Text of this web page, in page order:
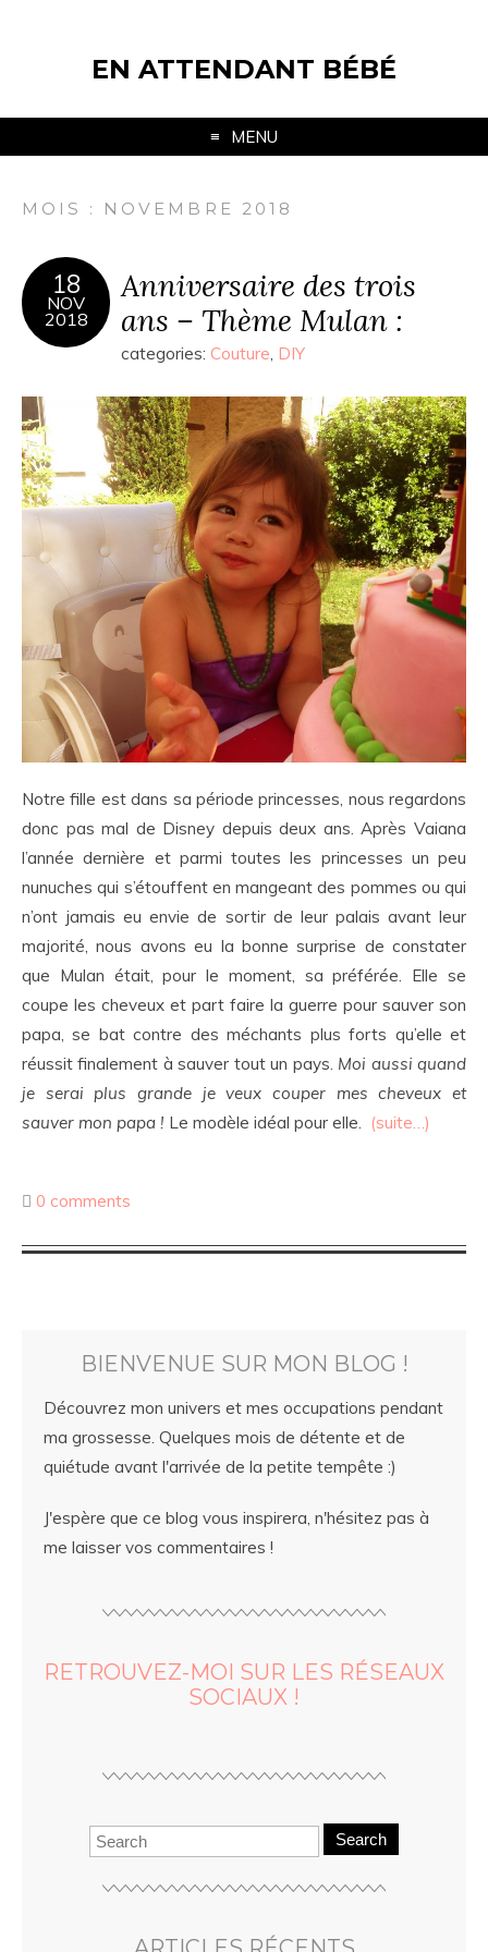
EN ATTENDANT BÉBÉ
MENU
MOIS : NOVEMBRE 2018
18
NOV
2018
Anniversaire des trois
ans – Thème Mulan :
categories: Couture, DIY
Notre fille est dans sa période princesses, nous regardons
donc pas mal de Disney depuis deux ans. Après Vaiana
l’année dernière et parmi toutes les princesses un peu
nunuches qui s’étouffent en mangeant des pommes ou qui
n’ont jamais eu envie de sortir de leur palais avant leur
majorité, nous avons eu la bonne surprise de constater
que Mulan était, pour le moment, sa préférée. Elle se
coupe les cheveux et part faire la guerre pour sauver son
papa, se bat contre des méchants plus forts qu’elle et
réussit finalement à sauver tout un pays. Moi aussi quand
je serai plus grande je veux couper mes cheveux et
sauver mon papa ! Le modèle idéal pour elle. (suite…)
0 comments
BIENVENUE SUR MON BLOG !
Découvrez mon univers et mes occupations pendant
ma grossesse. Quelques mois de détente et de
quiétude avant l'arrivée de la petite tempête :)
J'espère que ce blog vous inspirera, n'hésitez pas à
me laisser vos commentaires !
RETROUVEZ-MOI SUR LES RÉSEAUX
SOCIAUX !
Search